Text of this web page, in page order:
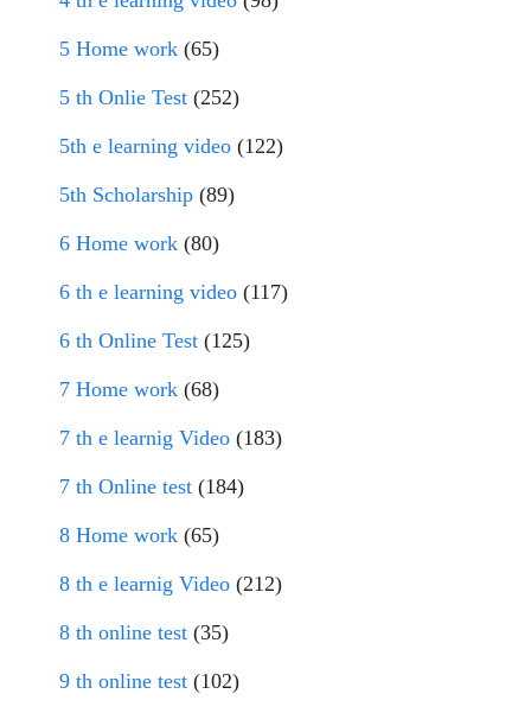
5 Home work (65)
5 th Onlie Test (252)
5th e learning video (122)
5th Scholarship (89)
6 Home work (80)
6 th e learning video (117)
6 th Online Test (125)
7 Home work (68)
7 th e learnig Video (183)
7 th Online test (184)
8 Home work (65)
8 th e learnig Video (212)
8 th online test (35)
9 th online test (102)